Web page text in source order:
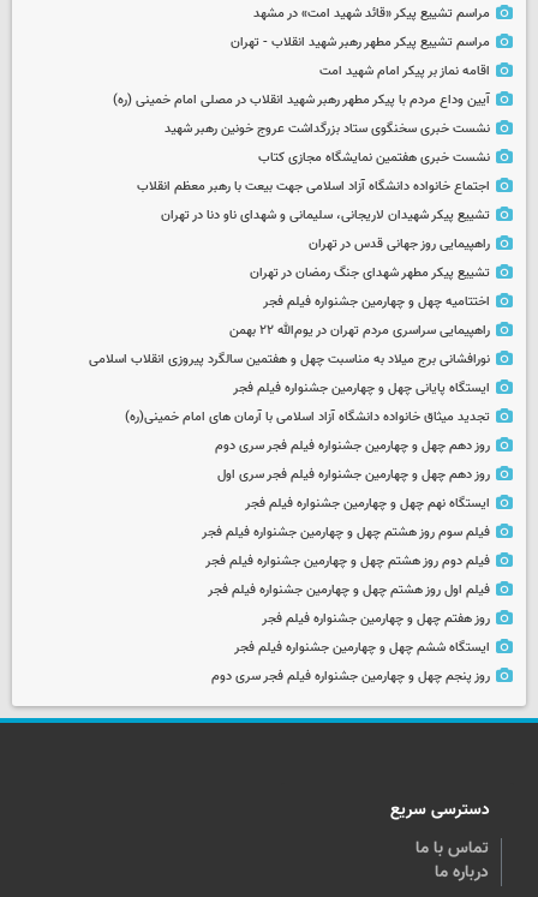
مراسم تشییع پیکر «قائد شهید امت» در مشهد
مراسم تشییع پیکر مطهر رهبر شهید انقلاب - تهران
اقامه نماز بر پیکر امام شهید امت
آیین وداع مردم با پیکر مطهر رهبر شهید انقلاب در مصلی امام خمینی (ره)
نشست خبری سخنگوی ستاد بزرگداشت عروج خونین رهبر شهید
نشست خبری هفتمین نمایشگاه مجازی کتاب
اجتماع خانواده دانشگاه آزاد اسلامی جهت بیعت با رهبر معظم انقلاب
تشییع پیکر شهیدان لاریجانی، سلیمانی و شهدای ناو دنا در تهران
راهپیمایی روز جهانی قدس در تهران
تشییع پیکر مطهر شهدای جنگ رمضان در تهران
اختتامیه چهل و چهارمین جشنواره فیلم فجر
راهپیمایی سراسری مردم تهران در یوم‌الله ۲۲ بهمن
نورافشانی برج میلاد به مناسبت چهل‌ و هفتمین سالگرد پیروزی انقلاب اسلامی
ایستگاه پایانی چهل و چهارمین جشنواره فیلم فجر
تجدید میثاق خانواده دانشگاه آزاد اسلامی با آرمان های امام خمینی(ره)
روز دهم چهل و چهارمین جشنواره فیلم فجر سری دوم
روز دهم چهل و چهارمین جشنواره فیلم فجر سری اول
ایستگاه نهم چهل و چهارمین جشنواره فیلم فجر
فیلم سوم روز هشتم چهل و چهارمین جشنواره فیلم فجر
فیلم دوم روز هشتم چهل و چهارمین جشنواره فیلم فجر
فیلم اول روز هشتم چهل و چهارمین جشنواره فیلم فجر
روز هفتم چهل و چهارمین جشنواره فیلم فجر
ایستگاه ششم چهل و چهارمین جشنواره فیلم فجر
روز پنجم چهل و چهارمین جشنواره فیلم فجر سری دوم
دسترسی سریع
تماس با ما
درباره ما